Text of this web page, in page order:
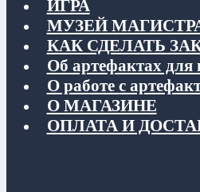
ИГРА
МУЗЕЙ
КАК СДЕЛАТЬ
Об артефактах для
О работе с
О МАГАЗИНЕ
ОПЛАТА И